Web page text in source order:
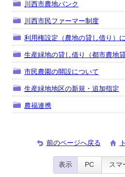
川西市農地バンク
川西市民ファーマー制度
利用権設定（農地の貸し借り）
生産緑地の貸し借り（都市農地貸
市民農園の開設について
生産緑地地区の新規・追加指定
農福連携
前のページへ戻る
表示 PC スマ